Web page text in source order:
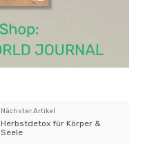
Nächster Artikel
Herbstdetox für Körper &
Seele